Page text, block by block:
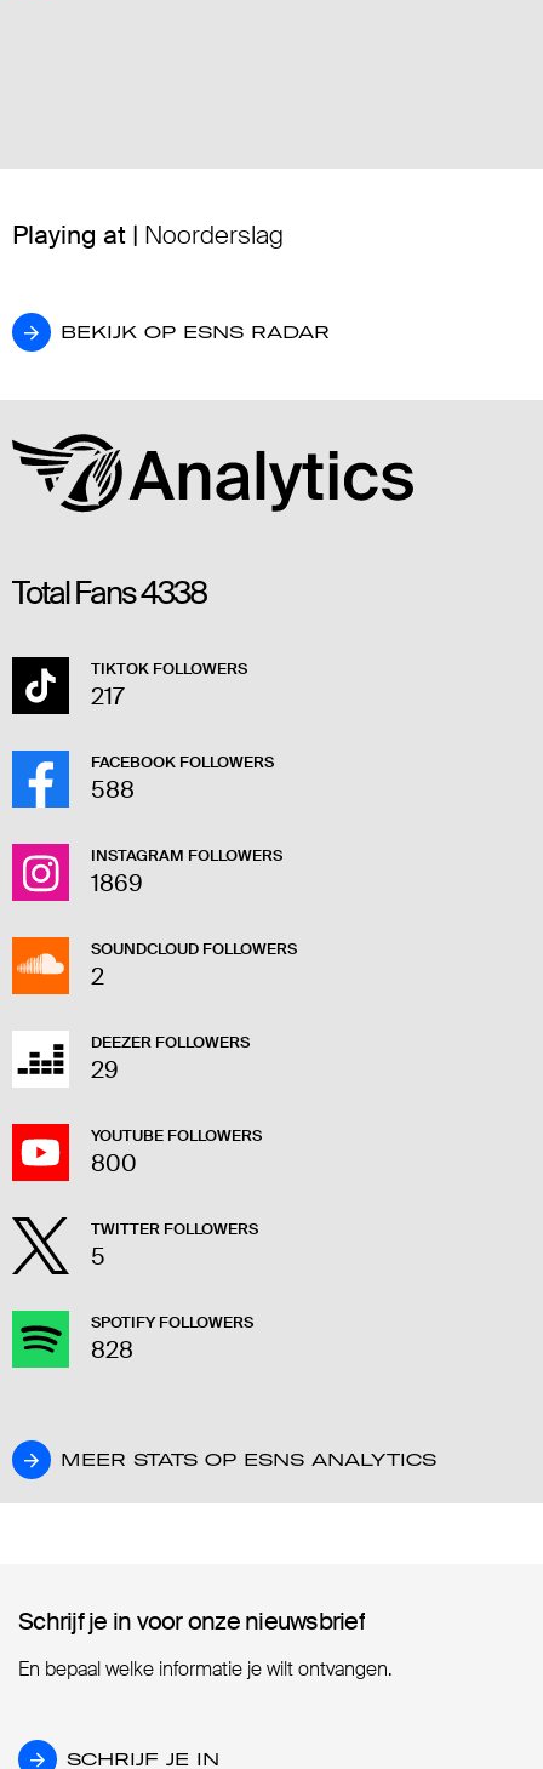
Playing at | Noorderslag
BEKIJK OP ESNS RADAR
BEKIJK OP ESNS RADAR
Total Fans4338
TIKTOK FOLLOWERS
217
FACEBOOK FOLLOWERS
588
INSTAGRAM FOLLOWERS
1869
SOUNDCLOUD FOLLOWERS
2
DEEZER FOLLOWERS
29
YOUTUBE FOLLOWERS
800
TWITTER FOLLOWERS
5
SPOTIFY FOLLOWERS
828
MEER STATS OP ESNS ANALYTICS
MEER STATS OP ESNS ANALYTICS
Schrijf je in voor onze nieuwsbrief
Schrijf je in voor onze nieuwsbrief
En bepaal welke informatie je wilt ontvangen.
SCHRIJF JE IN
SCHRIJF JE IN